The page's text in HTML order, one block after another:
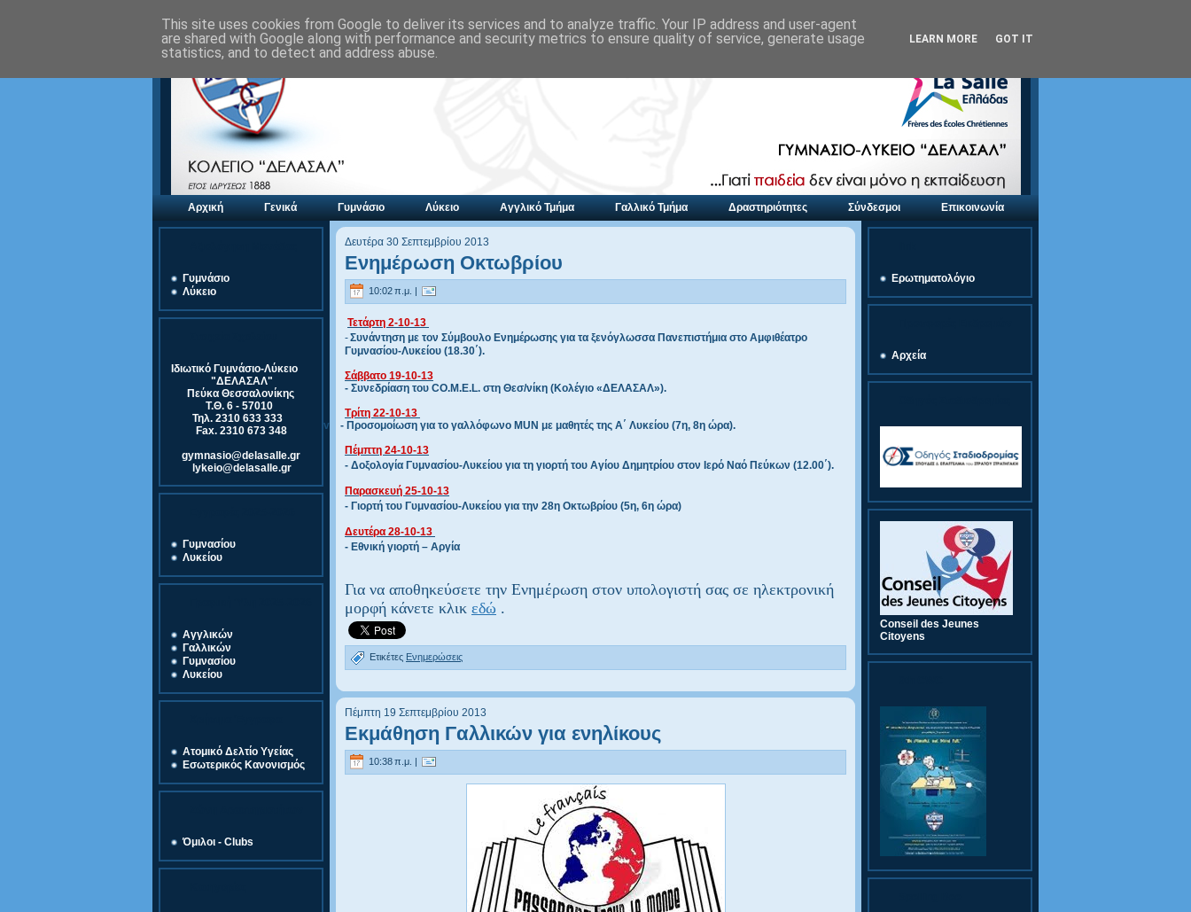
Αρχική Γενικά Γυμνάσιο Λύκειο Αγγλικό Τμήμα Γαλλικό Τμήμα Δραστηριότητες Σύνδεσμοι Επικοινωνία
Γυμνάσιο
Λύκειο
Ιδιωτικό Γυμνάσιο-Λύκειο
"ΔΕΛΑΣΑΛ"
Πεύκα Θεσσαλονίκης
Τ.Θ. 6 - 57010
Τηλ. 2310 633 333
Fax. 2310 673 348
gymnasio@delasalle.gr
lykeio@delasalle.gr
Γυμνασίου
Λυκείου
Αγγλικών
Γαλλικών
Γυμνασίου
Λυκείου
Ατομικό Δελτίο Υγείας
Εσωτερικός Κανονισμός
Όμιλοι - Clubs
Δευτέρα 30 Σεπτεμβρίου 2013
Ενημέρωση Οκτωβρίου
10:02 π.μ. |
Τετάρτη 2-10-13
-Συνάντηση με τον Σύμβουλο Ενημέρωσης για τα ξενόγλωσσα Πανεπιστήμια στο Αμφιθέατρο
Γυμνασίου-Λυκείου (18.30΄).
Σάββατο 19-10-13
- Συνεδρίαση του CO.M.E.L. στη Θεσ/νίκη (Κολέγιο «ΔΕΛΑΣΑΛ»).
Τρίτη 22-10-13
v - Προσομοίωση για το γαλλόφωνο MUN με μαθητές της Α΄ Λυκείου (7η, 8η ώρα).
Πέμπτη 24-10-13
- Δοξολογία Γυμνασίου-Λυκείου για τη γιορτή του Αγίου Δημητρίου στον Ιερό Ναό Πεύκων (12.00΄).
Παρασκευή 25-10-13
- Γιορτή του Γυμνασίου-Λυκείου για την 28η Οκτωβρίου (5η, 6η ώρα)
Δευτέρα 28-10-13
- Εθνική γιορτή – Αργία
Για να αποθηκεύσετε την Ενημέρωση στον υπολογιστή σας σε ηλεκτρονική
μορφή κάνετε κλικ εδώ .
Ετικέτες Ενημερώσεις
Πέμπτη 19 Σεπτεμβρίου 2013
Εκμάθηση Γαλλικών για ενηλίκους
10:38 π.μ. |
Ερωτηματολόγιο
Αρχεία
Conseil des Jeunes
Citoyens
This site uses cookies from Google to deliver its services and to analyze traffic. Your IP address and user-agent
are shared with Google along with performance and security metrics to ensure quality of service, generate usage
statistics, and to detect and address abuse.
LEARN MORE GOT IT